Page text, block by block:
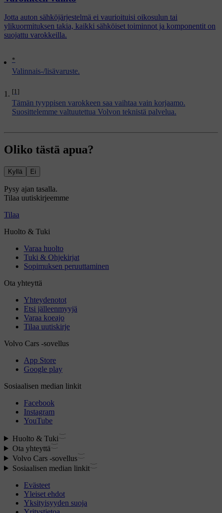
*
Valinnais-/lisävaruste.
[1]
Tämän tyyppisen varokkeen saa vaihtaa vain korjaamo.
Suosittelemme valtuutettua Volvon teknistä palvelua.
Jotta auton sähköjärjestelmä ei vaurioituisi oikosulun tai
ylikuormituksen takia, kaikki sähköiset toiminnot ja komponentit on
suojattu varokkeilla.
Oliko tästä apua?
Kyllä Ei